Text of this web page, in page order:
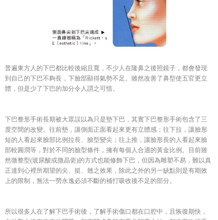
普遍東方人的下巴都比較後縮且寬，不少人在隆鼻之後照鏡子，都會發現
到自己的下巴不夠長，下臉部顯得氣勢不足。雖然改善了鼻型使五官更立
體，但是少了下巴的加分令人謂之可惜。
下巴整形手術長期被大眾誤以為只是墊下巴，其實下巴整形手術包含了三
度空間的改變。往前墊，讓側面正面看起來更有立體感；往下拉，讓臉形
短的人看起來臉部比例拉長、臉型變尖；往上推，讓臉形長的人看起來臉
部較圓潤等，對於不同的臉型條件，擁有每個人合適的黃金比例。目前雖
然微整型(玻尿酸或微晶瓷)的方式也能修飾下巴，但因為雕塑不易，難以真
正達到心裡所期望的尖、挺、翹之效果，除此之外的另一缺點則是有期效
上的限制，無法一勞永逸必須不斷的補打吸收後不足的部分。
所以很多人在了解下巴手術後，了解手術傷口都在口腔中，且恢復期快，